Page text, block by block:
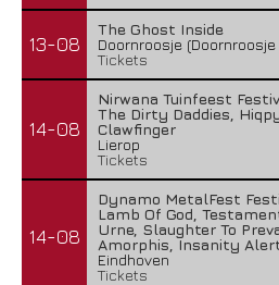
13-08
The Ghost Inside
Doornroosje (Doornroosje
Tickets
14-08
Nirwana Tuinfeest
The Dirty Daddies,
Clawfinger
Lierop
Tickets
14-08
Dynamo MetalFest
Lamb Of God,
Urne, Slaughter To
Amorphis, Insanity
Eindhoven
Tickets